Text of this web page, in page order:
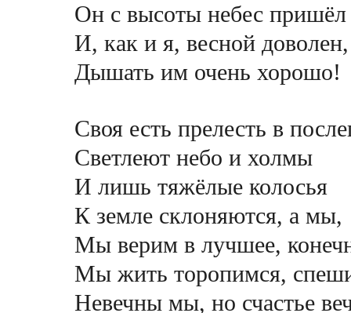
Он с высоты небес пришёл
И, как и я, весной доволен,
Дышать им очень хорошо!
Своя есть прелесть в
Светлеют небо и холмы
И лишь тяжёлые колосья
К земле склоняются, а мы,
Мы верим в лучшее,
Мы жить торопимся,
Невечны мы, но счастье